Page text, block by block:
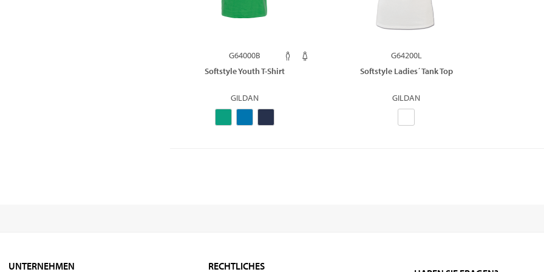
G64000B
Softstyle Youth T-Shirt
GILDAN
G64200L
Softstyle Ladies´ Tank Top
GILDAN
UNTERNEHMEN RECHTLICHES